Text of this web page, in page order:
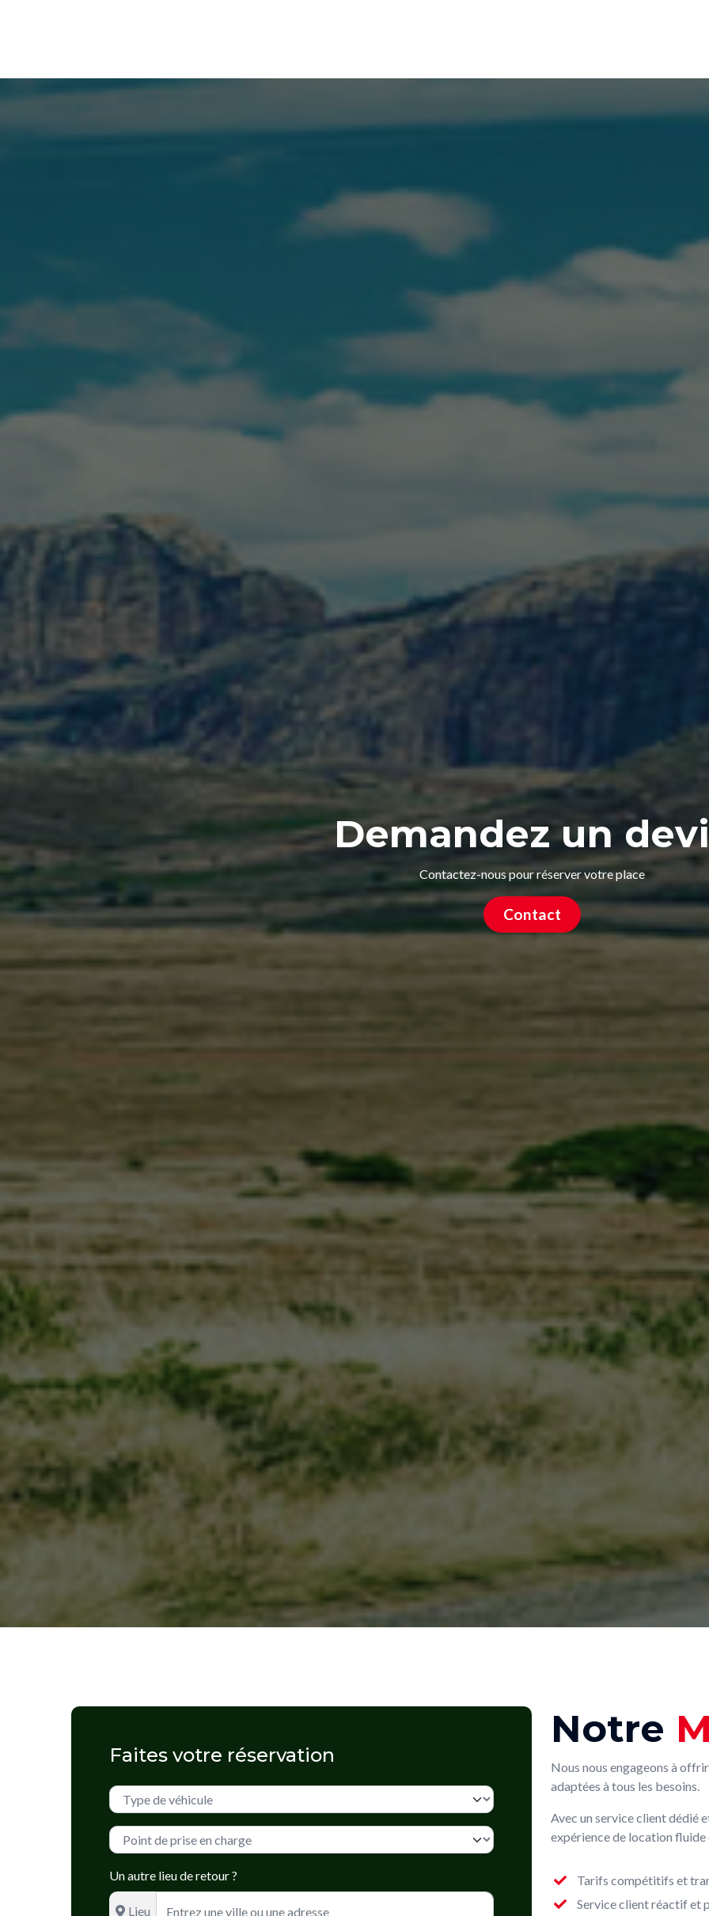
Demandez un
Contactez-nous pour réserver votre place
Contact
Faites votre réservation
Un autre lieu de retour ?
Lieu
Notre
Nous nous engageons à
adaptées à tous les besoins.
Avec un service client dédié
expérience de location fluide
Tarifs compétitifs et
Service client réactif et